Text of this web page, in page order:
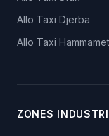
Allo Taxi Djerba
Allo Taxi Hammamet
ZONES